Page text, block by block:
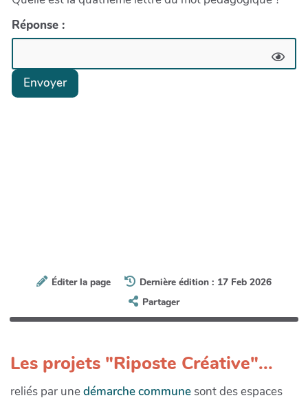
Réponse :
Envoyer
Éditer la page
Dernière édition : 17 Feb 2026
Partager